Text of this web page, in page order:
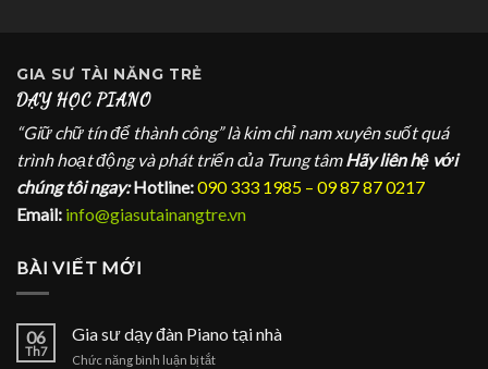
GIA SƯ TÀI NĂNG TRẺ
DẠY HỌC PIANO
“Giữ chữ tín để thành công” là kim chỉ nam xuyên suốt quá
trình hoạt động và phát triển của Trung tâm Hãy liên hệ với
chúng tôi ngay: Hotline:090 333 1985 – 09 87 87 0217
Email: info@giasutainangtre.vn
BÀI VIẾT MỚI
06
Th7
Gia sư dạy đàn Piano tại nhà
Chức năng bình luận bị tắtở